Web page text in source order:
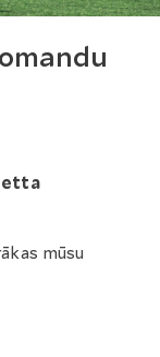
mūsu